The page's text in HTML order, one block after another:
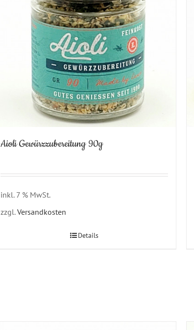
Aioli Gewürzzubereitung 90g
inkl. 7 % MwSt.
zzgl.Versandkosten
Details